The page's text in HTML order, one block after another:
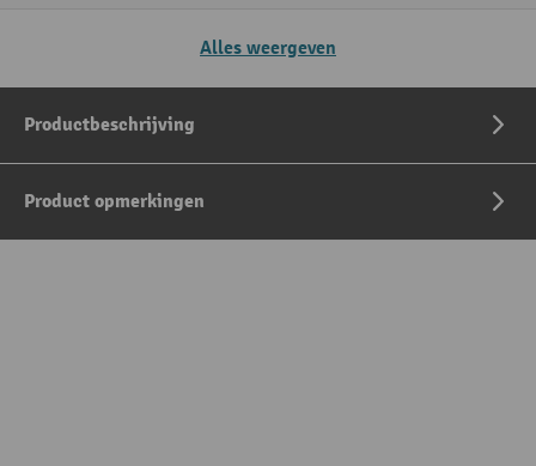
Alles weergeven
Productbeschrijving
Product opmerkingen